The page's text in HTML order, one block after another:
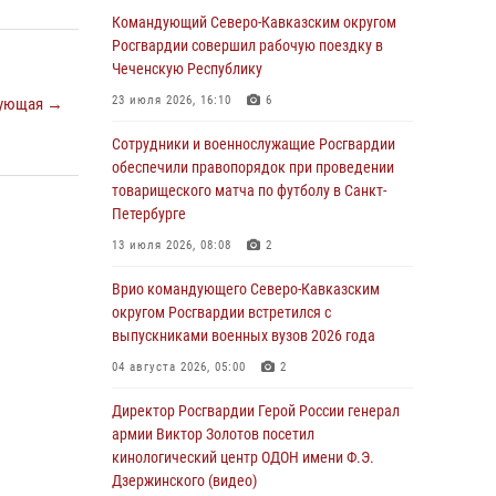
→
Росгвардейцы провели выставку вооружения
для участников сбора «Гвардеец» в Пензе
(видео)
06 августа 2026, 12:00
В Курске росгвардейцы приняли участие в
митинге, посвященном второй годовщине
вторжения ВСУ на территорию области
06 августа 2026, 11:56
задержал правонарушителя, угрожавшего
подростку травматическим пистолетом
06 августа 2026, 11:33 1
ликвидирована крупная нарколаборатория
06 августа 2026, 11:27
В Москве росгвардейцы задержали троих
Командующий Северо-Кавказским округом
Росгвардии совершил рабочую поездку в
Чеченскую Республику
23 июля 2026, 16:10 6
Сотрудники и военнослужащие Росгвардии
обеспечили правопорядок при проведении
товарищеского матча по футболу в Санкт-
Петербурге
13 июля 2026, 08:08 2
Врио командующего Северо-Кавказским
округом Росгвардии встретился с
выпускниками военных вузов 2026 года
04 августа 2026, 05:00 2
Директор Росгвардии Герой России генерал
армии Виктор Золотов посетил
кинологический центр ОДОН имени Ф.Э.
Дзержинского (видео)